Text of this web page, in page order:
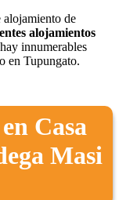
alojamiento de
alojamientos
innumerables
en Tupungato.
Casa
Masi